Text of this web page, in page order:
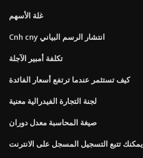
غلة الأسهم
Cnh cny انتشار الرسم البياني
تكلفة أمبير الآجلة
كيف تستثمر عندما ترتفع أسعار الفائدة
لجنة التجارة الفيدرالية معنية
صيغة المحاسبة معدل دوران
يمكنك تتبع التسجيل المسجل على الانترنت